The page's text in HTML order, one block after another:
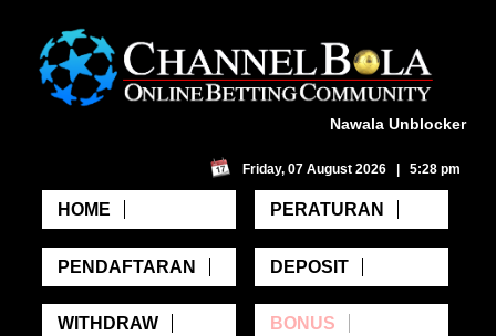
Nawala Unblocker
Friday, 07 August 2026 | 5:28 pm
HOME PERATURAN
PENDAFTARAN DEPOSIT
WITHDRAW BONUS